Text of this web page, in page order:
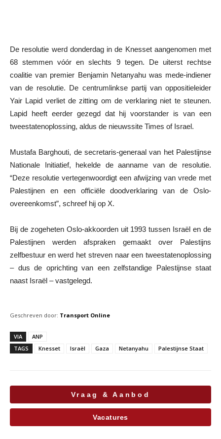
De resolutie werd donderdag in de Knesset aangenomen met
68 stemmen vóór en slechts 9 tegen. De uiterst rechtse
coalitie van premier Benjamin Netanyahu was mede-indiener
van de resolutie. De centrumlinkse partij van oppositieleider
Yair Lapid verliet de zitting om de verklaring niet te steunen.
Lapid heeft eerder gezegd dat hij voorstander is van een
tweestatenoplossing, aldus de nieuwssite Times of Israel.
Mustafa Barghouti, de secretaris-generaal van het Palestijnse
Nationale Initiatief, hekelde de aanname van de resolutie.
“Deze resolutie vertegenwoordigt een afwijzing van vrede met
Palestijnen en een officiële doodverklaring van de Oslo-
overeenkomst”, schreef hij op X.
Bij de zogeheten Oslo-akkoorden uit 1993 tussen Israël en de
Palestijnen werden afspraken gemaakt over Palestijns
zelfbestuur en werd het streven naar een tweestatenoplossing
– dus de oprichting van een zelfstandige Palestijnse staat
naast Israël – vastgelegd.
Geschreven door: Transport Online
VIA
ANP
TAGS
Knesset Israël Gaza Netanyahu Palestijnse Staat
Vraag & Aanbod
Vacatures